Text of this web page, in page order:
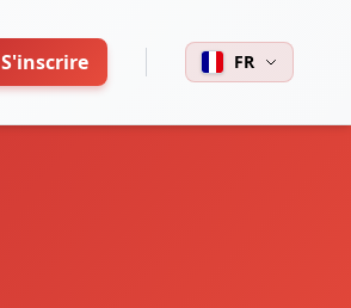
S'inscrire FR